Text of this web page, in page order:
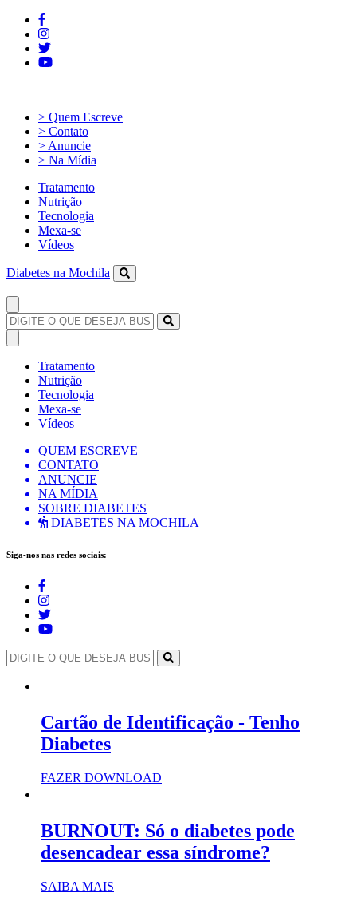
> Quem Escreve
> Contato
> Anuncie
> Na Mídia
Tratamento
Nutrição
Tecnologia
Mexa-se
Vídeos
Diabetes na Mochila
Tratamento
Nutrição
Tecnologia
Mexa-se
Vídeos
QUEM ESCREVE
CONTATO
ANUNCIE
NA MÍDIA
SOBRE DIABETES
DIABETES NA MOCHILA
Siga-nos nas redes sociais:
Cartão de Identificação - Tenho
Diabetes
FAZER DOWNLOAD
BURNOUT: Só o diabetes pode
desencadear essa síndrome?
SAIBA MAIS